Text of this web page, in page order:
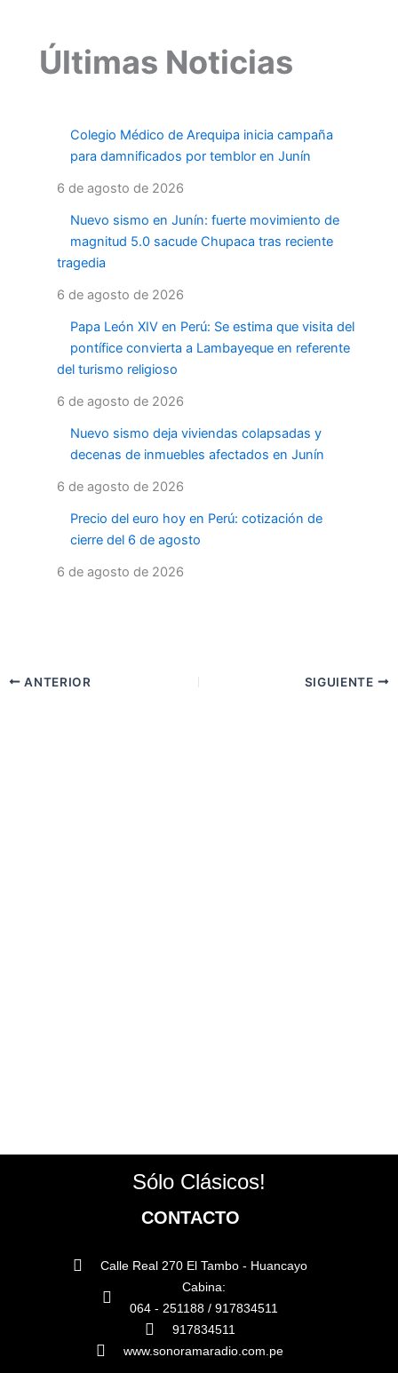
Últimas Noticias
Colegio Médico de Arequipa inicia campaña
para damnificados por temblor en Junín
6 de agosto de 2026
Nuevo sismo en Junín: fuerte movimiento de
magnitud 5.0 sacude Chupaca tras reciente
tragedia
6 de agosto de 2026
Papa León XIV en Perú: Se estima que visita del
pontífice convierta a Lambayeque en referente
del turismo religioso
6 de agosto de 2026
Nuevo sismo deja viviendas colapsadas y
decenas de inmuebles afectados en Junín
6 de agosto de 2026
Precio del euro hoy en Perú: cotización de
cierre del 6 de agosto
6 de agosto de 2026
ANTERIOR SIGUIENTE
Sólo Clásicos!
CONTACTO
Calle Real 270 El Tambo - Huancayo
Cabina:
064 - 251188 / 917834511
917834511
www.sonoramaradio.com.pe